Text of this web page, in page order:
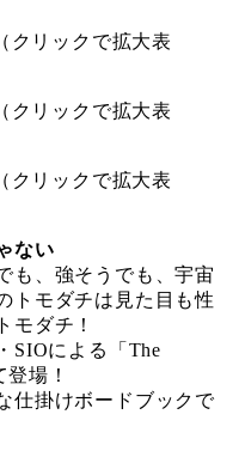
ない
も、強そうでも、宇宙
トモダチは見た目も性
モダチ！
SIOによる「The
場！
仕掛けボードブックで